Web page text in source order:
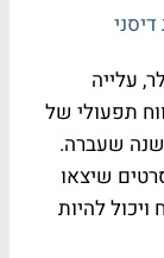
דולר, עלייה
ורווח תפעולי של
של 79% לעומת השנה שעברה.
שיצאו
להיות